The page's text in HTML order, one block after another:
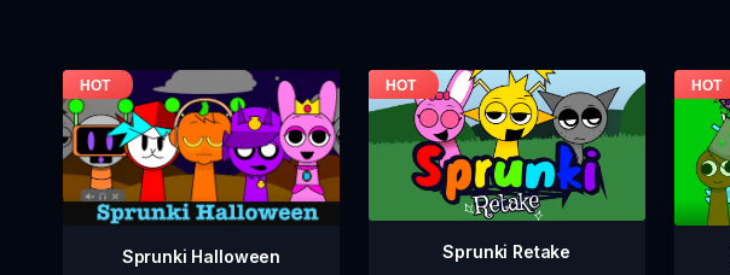
Sprunki Halloween Sprunki Retake